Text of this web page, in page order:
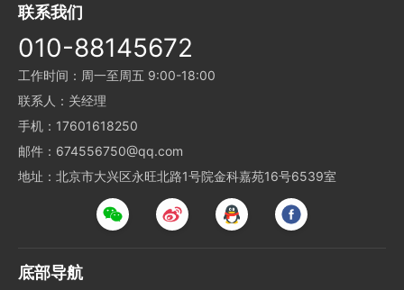
联系我们
010-88145672
工作时间：周一至周五 9:00-18:00
联系人：关经理
手机：17601618250
邮件：674556750@qq.com
地址：北京市大兴区永旺北路1号院金科嘉苑16号6539室
底部导航